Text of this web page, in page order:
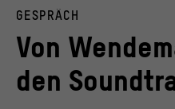
PalastBar Kunst und Gespräche
PalastBar Kunst und Gespräche
GESPRÄCH
Von
den